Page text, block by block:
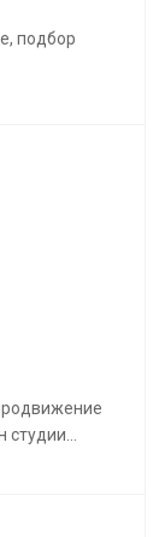
подбор
студии…